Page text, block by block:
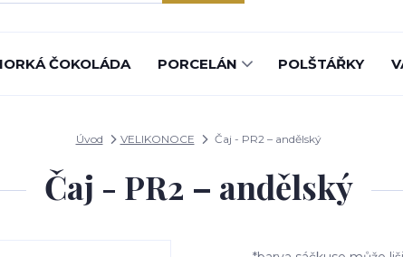
ČOKOLÁDA PORCELÁN POLŠTÁŘKY
Úvod VELIKONOCE Čaj - PR2 – andělský
Čaj - PR2 – andělský